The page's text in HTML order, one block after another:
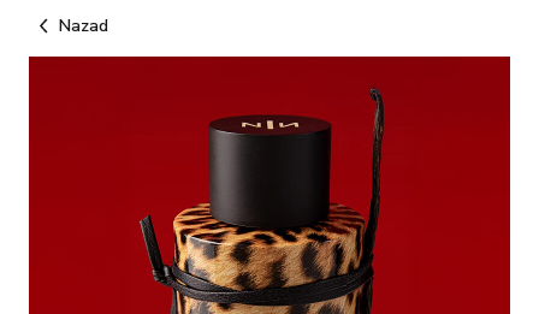
Nazad